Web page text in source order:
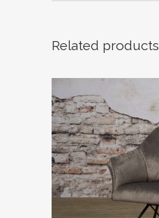
Related products